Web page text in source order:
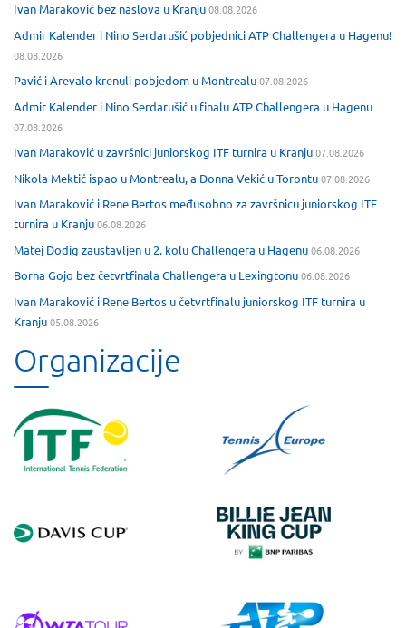
Ivan Maraković bez naslova u Kranju08.08.2026
Admir Kalender i Nino Serdarušić pobjednici ATP Challengera u Hagenu!
08.08.2026
Pavić i Arevalo krenuli pobjedom u Montrealu07.08.2026
Admir Kalender i Nino Serdarušić u finalu ATP Challengera u Hagenu
07.08.2026
Ivan Maraković u završnici juniorskog ITF turnira u Kranju07.08.2026
Nikola Mektić ispao u Montrealu, a Donna Vekić u Torontu07.08.2026
Ivan Maraković i Rene Bertos međusobno za završnicu juniorskog ITF
turnira u Kranju06.08.2026
Matej Dodig zaustavljen u 2. kolu Challengera u Hagenu06.08.2026
Borna Gojo bez četvrtfinala Challengera u Lexingtonu06.08.2026
Ivan Maraković i Rene Bertos u četvrtfinalu juniorskog ITF turnira u
Kranju05.08.2026
Organizacije